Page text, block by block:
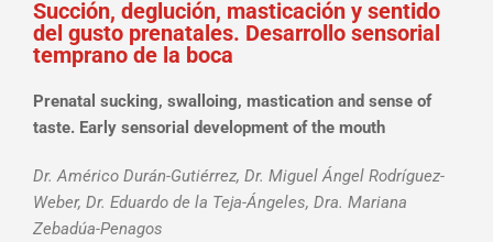
Succión, deglución, masticación y sentido
del gusto prenatales. Desarrollo sensorial
temprano de la boca
Prenatal sucking, swalloing, mastication and sense of
taste. Early sensorial development of the mouth
Dr. Américo Durán-Gutiérrez, Dr. Miguel Ángel Rodríguez-
Weber, Dr. Eduardo de la Teja-Ángeles, Dra. Mariana
Zebadúa-Penagos